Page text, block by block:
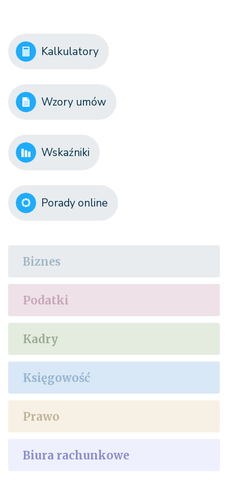
Kalkulatory
Wzory umów
Wskaźniki
Porady online
Biznes
Podatki
Kadry
Księgowość
Prawo
Biura rachunkowe